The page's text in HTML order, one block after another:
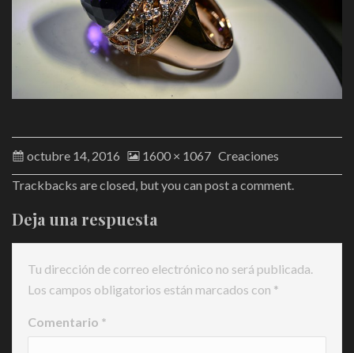
octubre 14, 2016 1600 × 1067 Creaciones
Trackbacks are closed, but you can post a comment
Deja una respuesta
Tu dirección de correo electrónico no será publicada.
Los campos obligatorios están marcados con *
Comentario *